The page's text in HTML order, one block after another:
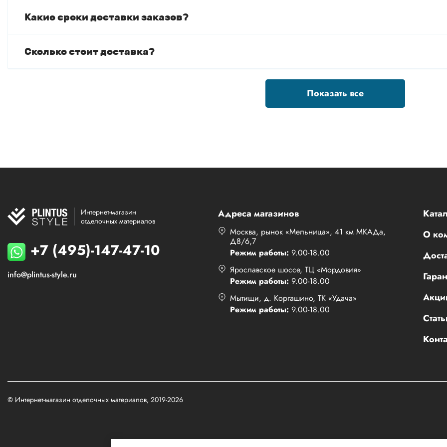
Какие сроки доставки заказов?
Сколько стоит доставка?
Показать все
Интернет-магазин
отделочных материалов
+7 (495)-147-47-10
info@plintus-style.ru
Адреса магазинов
Москва, рынок «Мельница», 41 км МКАДа,
Д8/6,7
Режим работы: 9.00-18.00
Ярославское шоссе, ТЦ «Мордовия»
Режим работы: 9.00-18.00
Мытищи, д. Коргашино, ТК «Удача»
Режим работы: 9.00-18.00
О
© Интернет-магазин отделочных материалов, 2019-2026